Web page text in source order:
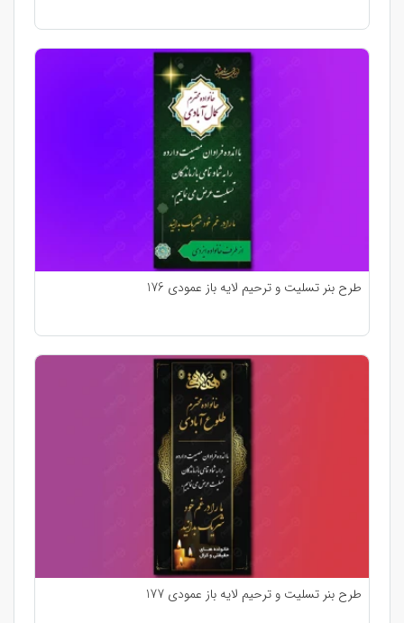
طرح بنر تسلیت و ترحیم لایه باز عمودی 176
طرح بنر تسلیت و ترحیم لایه باز عمودی 177